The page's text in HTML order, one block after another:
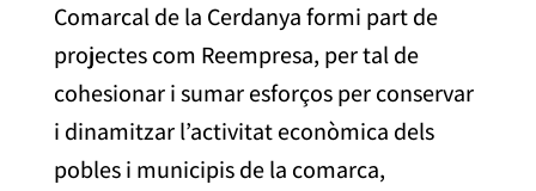
Comarcal de la Cerdanya formi part de
projectes com Reempresa, per tal de
cohesionar i sumar esforços per conservar
i dinamitzar l’activitat econòmica dels
pobles i municipis de la comarca,